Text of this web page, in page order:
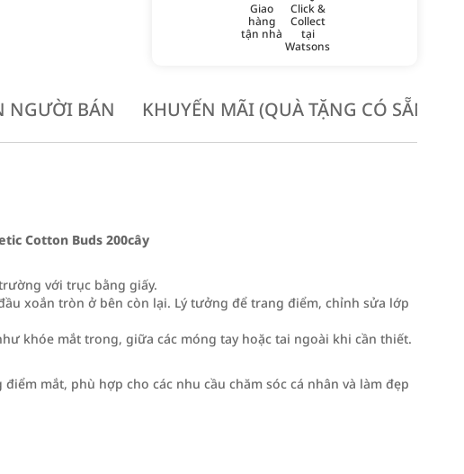
Giao
hàng
tận nhà
Click &
Collect
tại
Watsons
NGƯỜI BÁN KHUYẾN MÃI (QUÀ TẶNG CÓ SẴN
Cotton Buds 200cây
với trục bằng giấy.
xoắn tròn ở bên còn lại. Lý tưởng để trang điểm, chỉnh sửa lớp
khóe mắt trong, giữa các móng tay hoặc tai ngoài khi cần thiết.
mắt, phù hợp cho các nhu cầu chăm sóc cá nhân và làm đẹp